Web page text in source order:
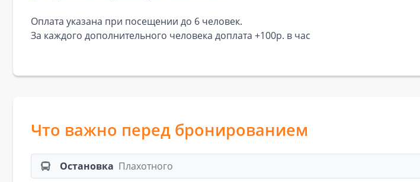
Оплата указана при посещении до 6 человек.
За каждого дополнительного человека доплата +100р. в час
Что важно перед бронированием
Остановка Плахотного